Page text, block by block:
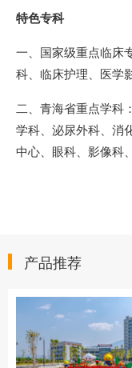
特色专科
一、国家级重点临床
科、临床护理、医学
二、青海省重点学科
学科、泌尿外科、消
中心、眼科、影像科
产品推荐